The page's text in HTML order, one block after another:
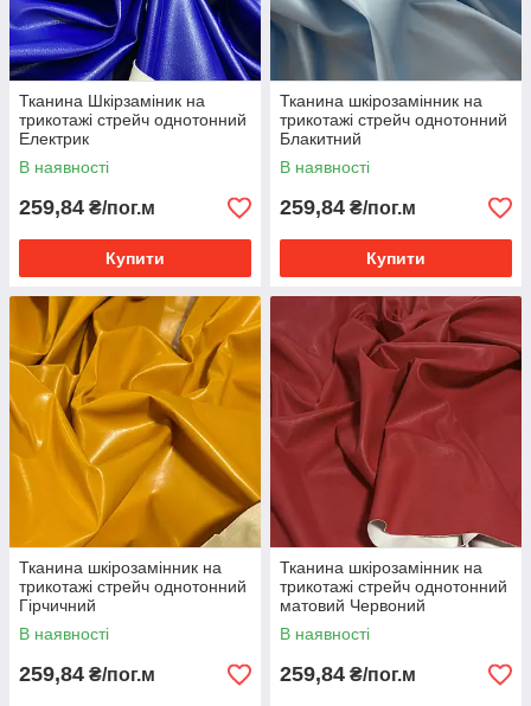
Тканина Шкірзаміник на
трикотажі стрейч однотонний
Електрик
В наявності
259,84 ₴/пог.м
Купити
Тканина шкірозамінник на
трикотажі стрейч однотонний
Блакитний
В наявності
259,84 ₴/пог.м
Купити
Тканина шкірозамінник на
трикотажі стрейч однотонний
Гірчичний
В наявності
259,84 ₴/пог.м
Тканина шкірозамінник на
трикотажі стрейч однотонний
матовий Червоний
В наявності
259,84 ₴/пог.м